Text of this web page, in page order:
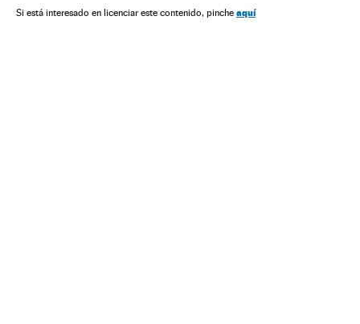
Si está interesado en licenciar este contenido, pinche aquí